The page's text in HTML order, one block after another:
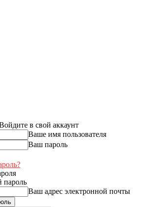
в свой аккаунт
Ваше имя пользователя
Ваш пароль
пароль
Ваш адрес электронной почты